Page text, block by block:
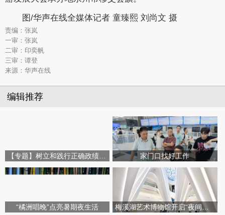
图/华声在线全媒体记者 童臻熙 刘尚文 摄
责编：张岚
一审：张岚
二审：印奕帆
三审：谭登
来源：华声在线
编辑推荐
家门口找好工作
“橘洲唱晚”点亮暑期夜生活 梅溪湖艺术博物馆开启“夜间模式”